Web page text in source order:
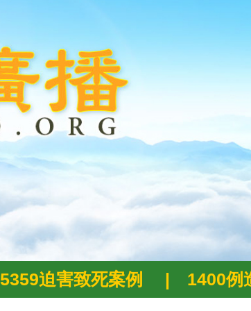
5359迫害致死案例 | 1400例